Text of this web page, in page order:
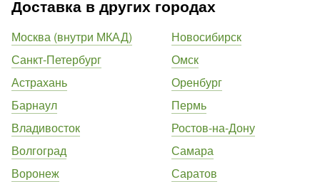
Доставка в других городах
Москва (внутри МКАД)
Санкт-Петербург
Астрахань
Барнаул
Владивосток
Волгоград
Воронеж
Новосибирск
Омск
Оренбург
Пермь
Ростов-на-Дону
Самара
Саратов